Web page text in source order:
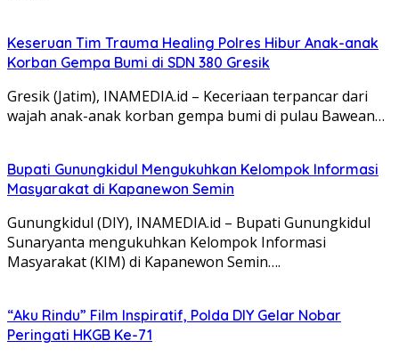
Keseruan Tim Trauma Healing Polres Hibur Anak-anak
Korban Gempa Bumi di SDN 380 Gresik
Gresik (Jatim), INAMEDIA.id – Keceriaan terpancar dari
wajah anak-anak korban gempa bumi di pulau Bawean…
Bupati Gunungkidul Mengukuhkan Kelompok Informasi
Masyarakat di Kapanewon Semin
Gunungkidul (DIY), INAMEDIA.id – Bupati Gunungkidul
Sunaryanta mengukuhkan Kelompok Informasi
Masyarakat (KIM) di Kapanewon Semin….
“Aku Rindu” Film Inspiratif, Polda DIY Gelar Nobar
Peringati HKGB Ke-71